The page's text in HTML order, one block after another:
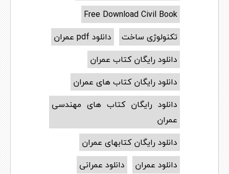
Free Download Civil Book
تکنولوژی ساخت
دانلود pdf عمران
دانلود رایگان کتاب عمران
دانلود رایگان کتاب های عمران
دانلود رایگان کتاب های مهندسی
عمران
دانلود رایگان کتابهای عمران
دانلود عمران
دانلود عمرانی